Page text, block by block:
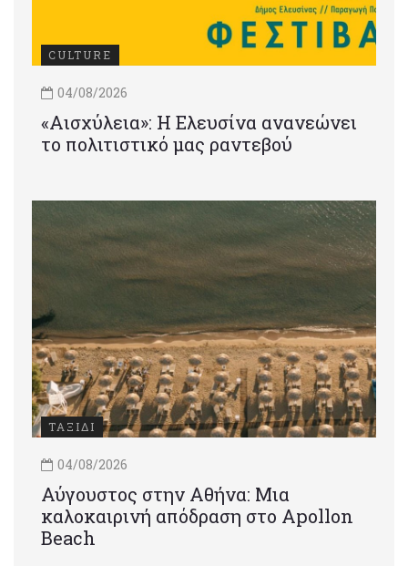
CULTURE
04/08/2026
«Αισχύλεια»: Η Ελευσίνα ανανεώνει
το πολιτιστικό μας ραντεβού
ΤΑΞΙΔΙ
04/08/2026
Αύγουστος στην Αθήνα: Μια
καλοκαιρινή απόδραση στο Apollon
Beach